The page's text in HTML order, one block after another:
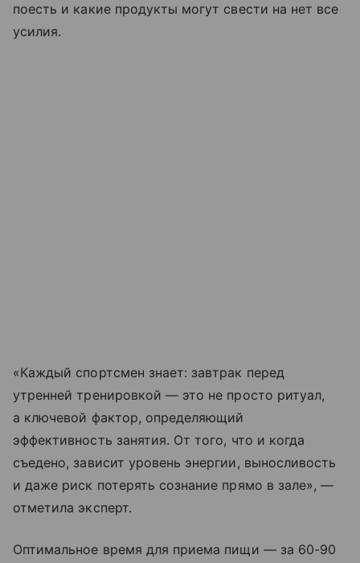
поесть и какие продукты могут свести на нет все
усилия.
«Каждый спортсмен знает: завтрак перед
утренней тренировкой — это не просто ритуал,
а ключевой фактор, определяющий
эффективность занятия. От того, что и когда
съедено, зависит уровень энергии, выносливость
и даже риск потерять сознание прямо в зале», —
отметила эксперт.
Оптимальное время для приема пищи — за 60-90